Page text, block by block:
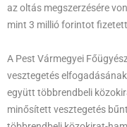
az oltás megszerzésére
mint 3 millió forintot
A Pest Vármegyei
vesztegetés
együtt többrendbeli
minősített vesztegetés